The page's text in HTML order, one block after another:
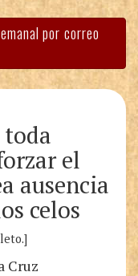
por correo
toda
el
ausencia
celos
Cruz